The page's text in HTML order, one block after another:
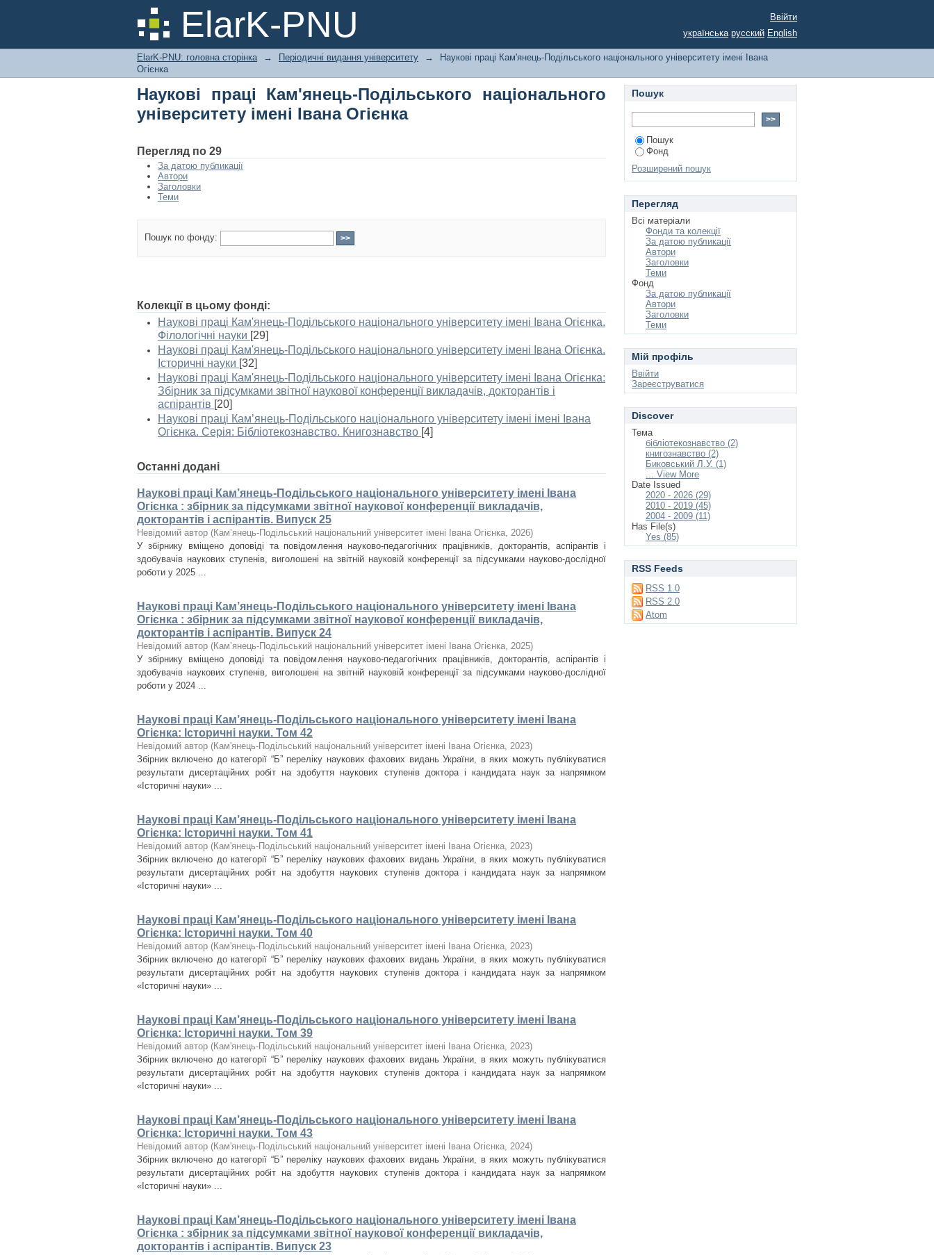
ElarK-PNU
Наукові праці Кам'янець-Подільського національного університету імені
Івана Огієнка
Ввійти
українська русский English
ElarK-PNU: головна сторінка → Періодичні видання університету →
Наукові праці Кам'янець-Подільського національного університету імені Івана
Огієнка
Наукові праці Кам'янець-Подільського національного
університету імені Івана Огієнка
Перегляд по 29
За датою публикації
Автори
Заголовки
Теми
Пошук по фонду:
Колекції в цьому фонді:
Наукові праці Кам'янець-Подільського національного університету імені Івана Огієнка.
Філологічні науки [29]
Наукові праці Кам'янець-Подільського національного університету імені Івана Огієнка.
Історичні науки [32]
Наукові праці Кам'янець-Подільського національного університету імені Івана Огієнка:
Збірник за підсумками звітної наукової конференції викладачів, докторантів і
аспірантів [20]
Наукові праці Кам’янець-Подільського національного університету імені імені Івана
Огієнка. Серія: Бібліотекознавство. Книгознавство [4]
Останні додані
Наукові праці Кам’янець-Подільського національного університету імені Івана
Огієнка : збірник за підсумками звітної наукової конференції викладачів,
докторантів і аспірантів. Випуск 25
Невідомий автор (Кам’янець-Подільський національний університет імені Івана Огієнка, 2026)
У збірнику вміщено доповіді та повідомлення науково-педагогічних працівників, докторантів, аспірантів і
здобувачів наукових ступенів, виголошені на звітній науковій конференції за підсумками науково-дослідної
роботи у 2025 ...
Наукові праці Кам’янець-Подільського національного університету імені Івана
Огієнка : збірник за підсумками звітної наукової конференції викладачів,
докторантів і аспірантів. Випуск 24
Невідомий автор (Кам’янець-Подільський національний університет імені Івана Огієнка, 2025)
У збірнику вміщено доповіді та повідомлення науково-педагогічних працівників, докторантів, аспірантів і
здобувачів наукових ступенів, виголошені на звітній науковій конференції за підсумками науково-дослідної
роботи у 2024 ...
Наукові праці Кам’янець-Подільського національного університету імені Івана
Огієнка: Історичні науки. Том 42
Невідомий автор (Кам'янець-Подільський національний університет імені Івана Огієнка, 2023)
Збірник включено до категорії “Б” переліку наукових фахових видань України, в яких можуть публікуватися
результати дисертаційних робіт на здобуття наукових ступенів доктора і кандидата наук за напрямком
«Історичні науки» ...
Наукові праці Кам’янець-Подільського національного університету імені Івана
Огієнка: Історичні науки. Том 41
Невідомий автор (Кам'янець-Подільський національний університет імені Івана Огієнка, 2023)
Збірник включено до категорії “Б” переліку наукових фахових видань України, в яких можуть публікуватися
результати дисертаційних робіт на здобуття наукових ступенів доктора і кандидата наук за напрямком
«Історичні науки» ...
Наукові праці Кам’янець-Подільського національного університету імені Івана
Огієнка: Історичні науки. Том 40
Невідомий автор (Кам'янець-Подільський національний університет імені Івана Огієнка, 2023)
Збірник включено до категорії “Б” переліку наукових фахових видань України, в яких можуть публікуватися
результати дисертаційних робіт на здобуття наукових ступенів доктора і кандидата наук за напрямком
«Історичні науки» ...
Наукові праці Кам’янець-Подільського національного університету імені Івана
Огієнка: Історичні науки. Том 39
Невідомий автор (Кам'янець-Подільський національний університет імені Івана Огієнка, 2023)
Збірник включено до категорії “Б” переліку наукових фахових видань України, в яких можуть публікуватися
результати дисертаційних робіт на здобуття наукових ступенів доктора і кандидата наук за напрямком
«Історичні науки» ...
Наукові праці Кам’янець-Подільського національного університету імені Івана
Огієнка: Історичні науки. Том 43
Невідомий автор (Кам'янець-Подільський національний університет імені Івана Огієнка, 2024)
Збірник включено до категорії “Б” переліку наукових фахових видань України, в яких можуть публікуватися
результати дисертаційних робіт на здобуття наукових ступенів доктора і кандидата наук за напрямком
«Історичні науки» ...
Наукові праці Кам’янець-Подільського національного університету імені Івана
Огієнка : збірник за підсумками звітної наукової конференції викладачів,
докторантів і аспірантів. Випуск 23
Пошук
Пошук
Фонд
Розширений пошук
Перегляд
Всі матеріали
Фонди та колекції
За датою публикації
Автори
Заголовки
Теми
Фонд
За датою публикації
Автори
Заголовки
Теми
Мій профіль
Ввійти
Зареєструватися
Discover
Тема
бібліотекознавство (2)
книгознавство (2)
Биковський Л.У. (1)
... View More
Date Issued
2020 - 2026 (29)
2010 - 2019 (45)
2004 - 2009 (11)
Has File(s)
Yes (85)
RSS Feeds
RSS 1.0
RSS 2.0
Atom